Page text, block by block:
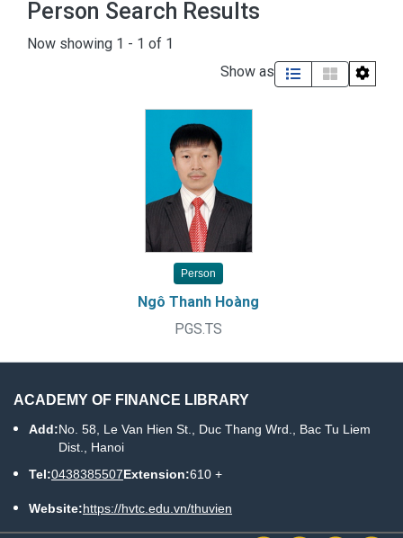
Person Search Results
Now showing 1 - 1 of 1
Show as
Person
Ngô Thanh Hoàng
PGS.TS
ACADEMY OF FINANCE LIBRARY
Add:No. 58, Le Van Hien St., Duc Thang Wrd., Bac Tu Liem
Dist., Hanoi
Tel:0438385507Extension:610 +
Website:https://hvtc.edu.vn/thuvien